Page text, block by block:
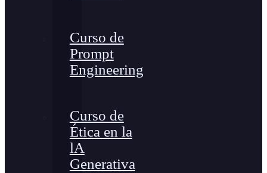
Curso de
Prompt
Engineering
Curso de
Ética en la
lA
Generativa